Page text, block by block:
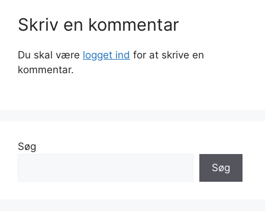
Skriv en kommentar
Du skal være logget ind for at skrive en
kommentar.
Søg
Søg